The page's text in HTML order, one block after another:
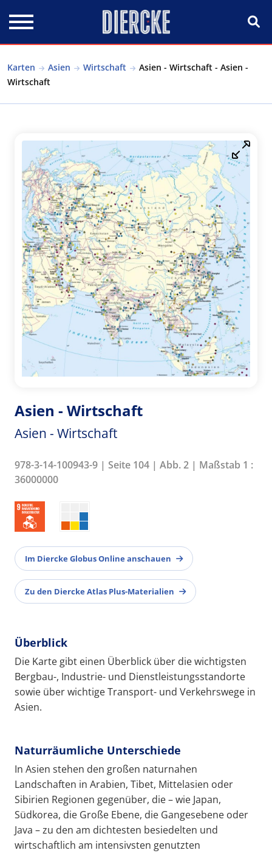
Karten Asien Wirtschaft
Asien - Wirtschaft - Asien -
Wirtschaft
Asien - Wirtschaft
Asien - Wirtschaft
978-3-14-100943-9 | Seite 104 | Abb. 2 | Maßstab 1 :
36000000
Im Diercke Globus Online anschauen
Zu den Diercke Atlas Plus-Materialien
Überblick
Die Karte gibt einen Überblick über die wichtigsten
Bergbau-, Industrie- und Dienstleistungsstandorte
sowie über wichtige Transport- und Verkehrswege in
Asien.
Naturräumliche Unterschiede
In Asien stehen den großen naturnahen
Landschaften in Arabien, Tibet, Mittelasien oder
Sibirien Regionen gegenüber, die – wie Japan,
Südkorea, die Große Ebene, die Gangesebene oder
Java – zu den am dichtesten besiedelten und
wirtschaftlich am intensivsten genutzten